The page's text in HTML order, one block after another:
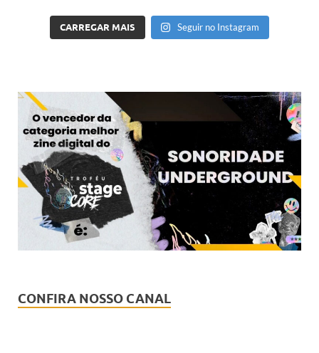
CARREGAR MAIS Seguir no Instagram
CONFIRA NOSSO CANAL